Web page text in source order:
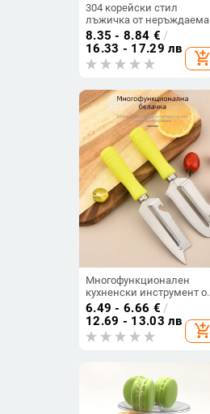
304 корейски стил
лъжичка от неръждаема
стомана с титаново
позлатяване и дълга
дръжка – посуда за дома,
ресторанти и хотели
8.35 - 8.84 € /
16.33 - 17.29 лв
add_shopping_cart
Многофункционален
кухненски инструмент от
неръждаема стомана:
обелвач за плодове и
зеленчуци, нож за
захарна тръстика,
6.49 - 6.66 € /
12.69 - 13.03 лв
add_shopping_cart